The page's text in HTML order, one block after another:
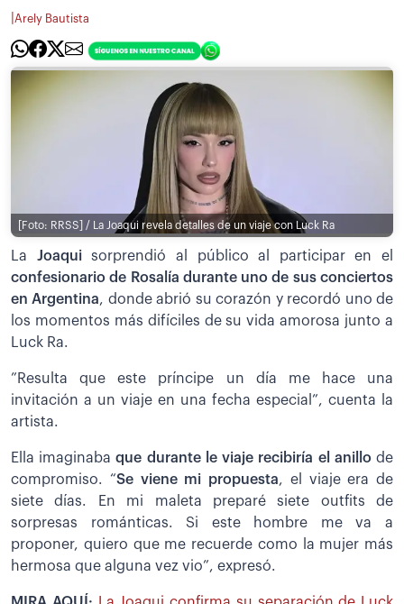
Arely Bautista
[Foto: RRSS] / La Joaqui revela detalles de un viaje con Luck Ra
La Joaquisorprendió al público al participar en el
confesionario de Rosalía durante uno de sus conciertos
en Argentina, donde abrió su corazón y recordó uno de
los momentos más difíciles de su vida amorosa junto a
Luck Ra.
”Resulta que este príncipe un día me hace una
invitación a un viaje en una fecha especial”, cuenta la
artista.
Ella imaginabaque durante le viaje recibiría el anillode
compromiso. “Se viene mi propuesta, el viaje era de
siete días. En mi maleta preparé siete outfits de
sorpresas románticas. Si este hombre me va a
proponer, quiero que me recuerde como la mujer más
hermosa que alguna vez vio”, expresó.